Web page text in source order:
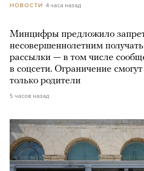
НОВОСТИ 4 часа назад
Минцифры предложило
несовершеннолетним
рассылки — в том числе
в соцсети. Ограничение смогут
только родители
5 часов назад